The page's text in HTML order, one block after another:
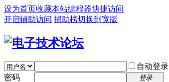
设为首页收藏本站编程器快捷访问
开启辅助访问 捐助榜切换到宽版
自动登录
密码
登录